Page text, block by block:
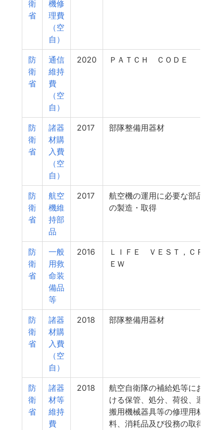
衛
省
機修
理費
（空
自）
防
衛
省
通信
維持
費
（空
自）
2020 ＰＡＴＣＨ ＣＯＤＥ
防
衛
省
諸器
材購
入費
（空
自）
2017 部隊整備用器材
防
衛
省
航空
機維
持部
品
2017
航空機の運用に必要な部品
の製造・取得
防
衛
省
一般
用救
命装
備品
等
2016
ＬＩＦＥ ＶＥＳＴ，ＣＲ
ＥＷ
防
衛
省
諸器
材購
入費
（空
自）
2018 部隊整備用器材
防
衛
省
諸器
材等
維持
費
2018
航空自衛隊の補給処等にお
ける保管、処分、荷役、運
搬用機械器具等の修理用材
料、消耗品及び役務の取得